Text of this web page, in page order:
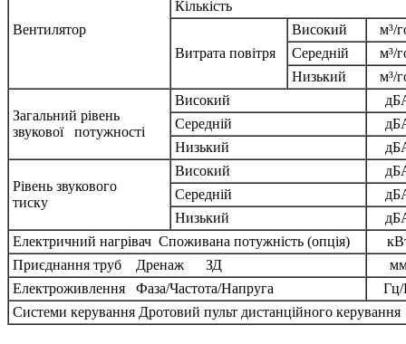
Вентилятор
Кількість
Витрата повітря
Високий
м³/
Середній
м³/
Низький
м³/
Загальний рівень
звукової потужності
Високий
Середній
Низький
Рівень звукового
тиску
Високий
Середній
Низький
Електричний нагрівач Споживана потужність (опція)
Приєднання труб Дренаж ЗД
Електроживлення Фаза/Частота/Напруга
Системи керування Дротовий пульт дистанційного керування